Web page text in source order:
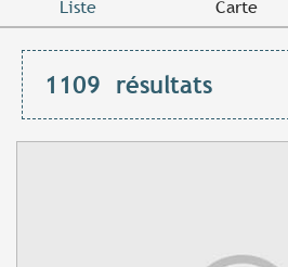
Liste Carte
1109 résultats